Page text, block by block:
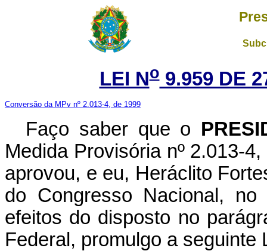
LEI No9.959 DE
Conversão da MPv nº 2.013-4, de 1999
Faço saber que o
Medida Provisória nº 2.013-
aprovou, e eu, Heráclito
do Congresso Nacional,
efeitos do disposto no
Federal, promulgo a seguinte